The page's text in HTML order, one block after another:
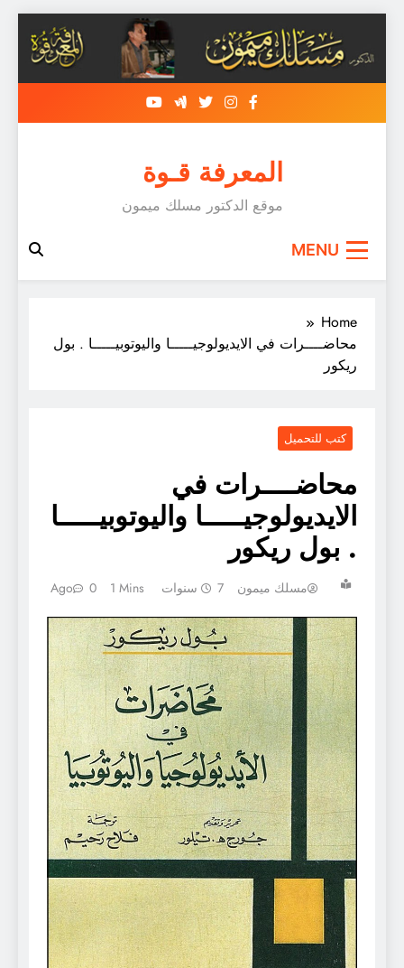
المعرفة قـوة
موقع الدكتور مسلك ميمون
MENU
محاضــــرات في الايديولوجيـــــا واليوتوبيـــــا . بول
كتب للتحميل
محاضــــرات في
الايديولوجيـــــا واليوتوبيـــــا
. بول ريكور
مسلك ميمون 7 سنوات Ago 0 1 Mins